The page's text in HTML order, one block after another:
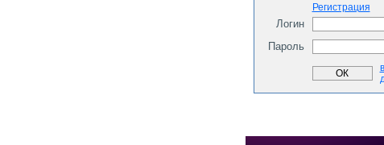
Регистрация
Логин
Пароль